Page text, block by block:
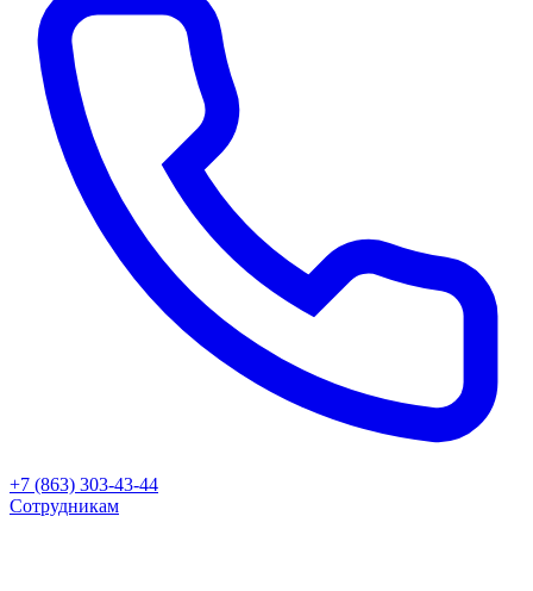
+7 (863) 303-43-44
Сотрудникам